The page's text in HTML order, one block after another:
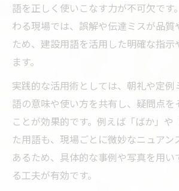
語を正しく使いこなす力が不可欠です
わる現場では、誤解や伝達ミスが品質
ため、建設用語を活用した明確な指
ます。
実践的な活用術としては、朝礼や定例
語の意味や使い方を共有し、疑問点を
ことが効果的です。例えば「ばか」や
た用語も、現場ごとに微妙なニュアン
あるため、具体的な事例や写真を用い
る工夫が有効です。